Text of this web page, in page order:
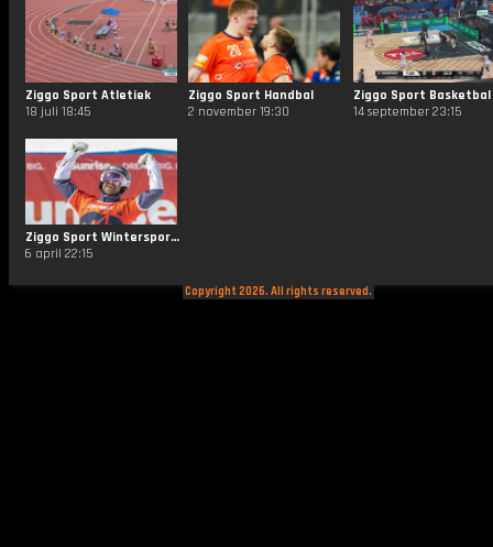
Ziggo Sport Atletiek
18 juli 18:45
Ziggo Sport Handbal
2 november 19:30
Ziggo Sport Basketbal
14 september 23:15
Ziggo Sport Wintersporten
6 april 22:15
Copyright 2026. All rights reserved.